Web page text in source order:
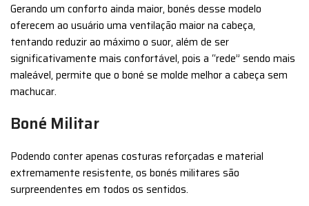
Gerando um conforto ainda maior, bonés desse modelo
oferecem ao usuário uma ventilação maior na cabeça,
tentando reduzir ao máximo o suor, além de ser
significativamente mais confortável, pois a “rede” sendo mais
maleável, permite que o boné se molde melhor a cabeça sem
machucar.
Boné Militar
Podendo conter apenas costuras reforçadas e material
extremamente resistente, os bonés militares são
surpreendentes em todos os sentidos.